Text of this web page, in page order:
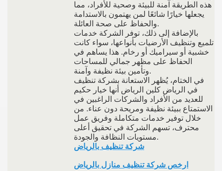
هذه الطريقة آمنة للبيئة وصحية للأفراد، مما
يجعلها خيارًا شائعًا لمن يهتمون بالاستدامة
والحفاظ على صحة العائلة.
بالإضافة إلى ذلك، توفر الشركة خدمات
تلميع وتنظيف الأرضيات بأنواعها، سواء كانت
خشبية أو سيراميك أو رخام. هذا يساهم في
الحفاظ على مظهر جمالي للمساحات
وتأمين بيئة نظيفة وآمنة.
في الختام، يُظهر الاستعانة بشركة تنظيف
في الرياض كلين الرياض أنها خيار حكيم
للعديد من الأفراد والشركات الراغبين في
الاستمتاع ببيئة نظيفة ومريحة دون عناء. من
خلال توفير خدمات متكاملة وفريق عمل
محترف، تسهم الشركة في تحقيق أعلى
مستويات النظافة والجودة.
شركة تنظيف بالرياض
ارخص شركة تنظيف منازل بالرياض